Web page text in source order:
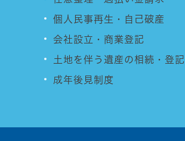
個人民事再生・自己破産
会社設立・商業登記
土地を伴う遺産の相続・登記
成年後見制度